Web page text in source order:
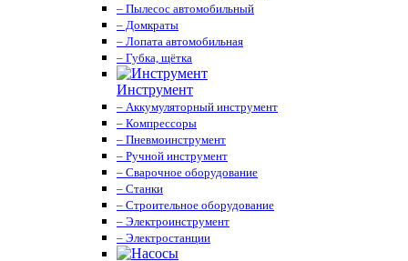
– Пылесос автомобильный
– Домкраты
– Лопата автомобильная
– Губка, щётка
Инструмент
– Аккумуляторный инструмент
– Компрессоры
– Пневмоинструмент
– Ручной инструмент
– Сварочное оборудование
– Станки
– Строительное оборудование
– Электроинструмент
– Электростанции